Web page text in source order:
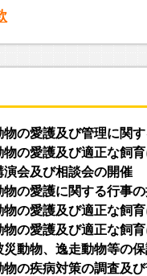
物の愛護及び管理に関
物の愛護及び適正な飼
及び相談会の開催
物の愛護に関する行事
物の愛護及び適正な飼
物の愛護及び適正な飼
災動物、逸走動物等の
物の疾病対策の調査及